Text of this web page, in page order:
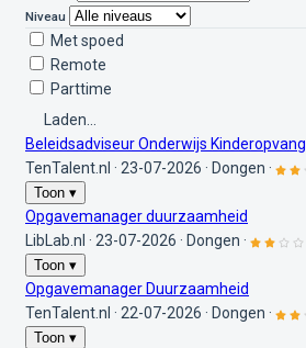
Niveau
Met spoed
Remote
Parttime
Laden...
Beleidsadviseur Onderwijs Kinderopvang
TenTalent.nl · 23-07-2026 · Dongen ·
Toon ▾
Opgavemanager duurzaamheid
LibLab.nl · 23-07-2026 · Dongen ·
Toon ▾
Opgavemanager Duurzaamheid
TenTalent.nl · 22-07-2026 · Dongen ·
Toon ▾